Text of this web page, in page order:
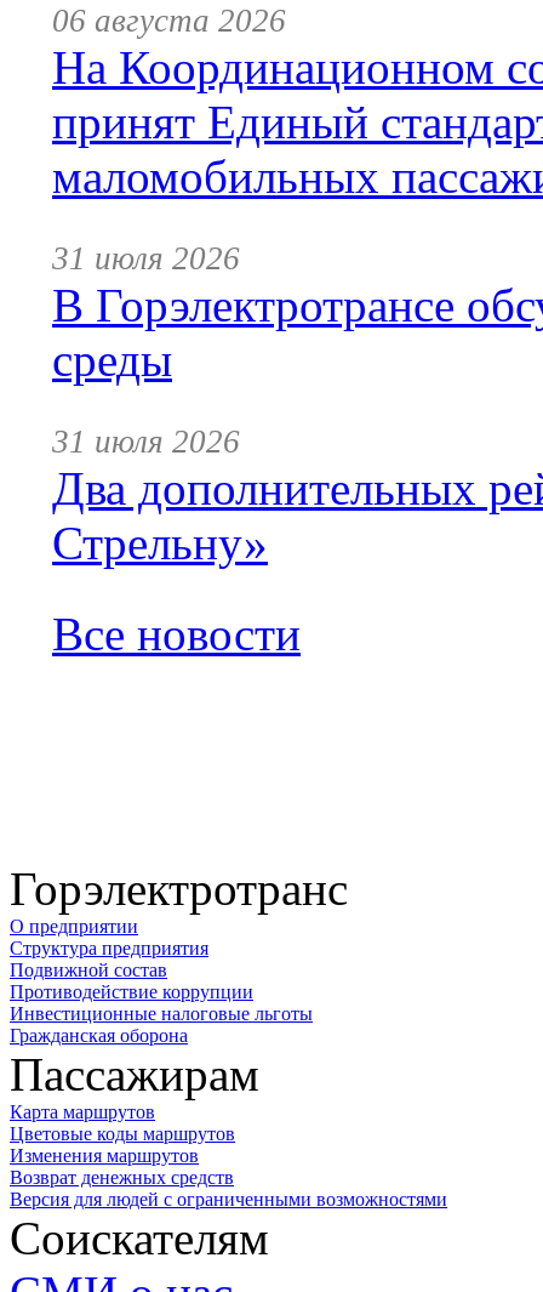
06 августа 2026
На Координационном
принят Единый
маломобильных
31 июля 2026
В Горэлектротрансе
среды
31 июля 2026
Два дополнительных
Стрельну»
Все новости
Горэлектротранс
О предприятии
Структура предприятия
Подвижной состав
Противодействие коррупции
Инвестиционные налоговые льготы
Гражданская оборона
Пассажирам
Карта маршрутов
Цветовые коды маршрутов
Изменения маршрутов
Возврат денежных средств
Версия для людей с ограниченными возможностями
Соискателям